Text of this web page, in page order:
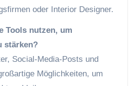
oder Interior Designer.
Tools nutzen, um
stärken?
Social-Media-Posts und
Möglichkeiten, um